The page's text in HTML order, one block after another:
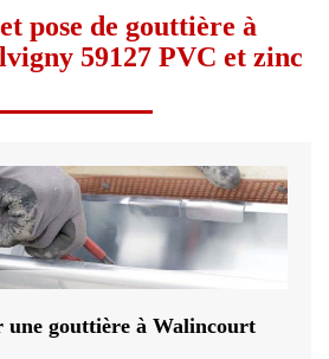
pose de gouttière à
59127 PVC et zinc
une gouttière à Walincourt